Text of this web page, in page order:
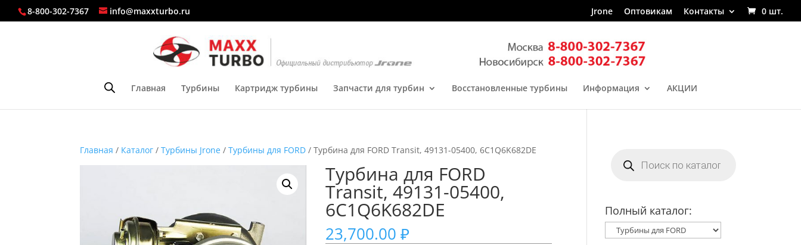
8-800-302-7367 info@maxxturbo.ru Jrone Оптовикам Контакты 0 шт.
Главная Турбины Картридж турбины Запчасти для турбин Восстановленные турбины Информация АКЦИИ
Главная / Каталог /Турбины Jrone /Турбины для FORD / Турбина для FORD Transit, 49131-05400, 6C1Q6K682DE
Турбина для FORD
Transit, 49131-05400,
6C1Q6K682DE
23,700.00₽
товаров
Полный каталог: